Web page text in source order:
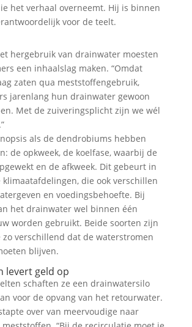
het verhaal overneemt. Hij is binnen
voor de teelt.
hergebruik van drainwater moesten
een inhaalslag maken. “Omdat
zaten qua meststoffengebruik,
jarenlang hun drainwater gewoon
Met de zuiveringsplicht zijn we wél
als de dendrobiums hebben
de opkweek, de koelfase, waarbij de
en de afkweek. Dit gebeurt in
die ook verschillen
en voedingsbehoefte. Bij
het drainwater wel binnen één
worden gebruikt. Beide soorten zijn
verschillend dat de waterstromen
blijven.
levert geld op
schaften ze een drainwatersilo
voor de opvang van het retourwater.
over van meervoudige naar